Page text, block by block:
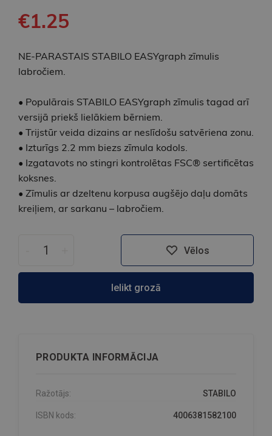
€1.25
NE-PARASTAIS STABILO EASYgraph zīmulis
labročiem.
• Populārais STABILO EASYgraph zīmulis tagad arī
versijā priekš lielākiem bērniem.
• Trijstūr veida dizains ar neslīdošu satvēriena zonu.
• Izturīgs 2.2 mm biezs zīmula kodols.
• Izgatavots no stingri kontrolētas FSC® sertificētas
koksnes.
• Zīmulis ar dzeltenu korpusa augšējo daļu domāts
kreiļiem, ar sarkanu – labročiem.
Vēlos
Ielikt grozā
PRODUKTA INFORMĀCIJA
Ražotājs: STABILO
ISBN kods: 4006381582100